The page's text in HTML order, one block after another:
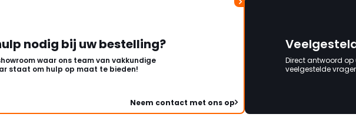
nodig bij uw bestelling?
waar ons team van vakkundige
staat om hulp op maat te bieden!
Neem contact met ons op
Direct antwoord op
veelgestelde